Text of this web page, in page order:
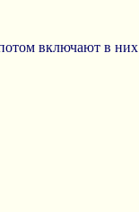
включают в них